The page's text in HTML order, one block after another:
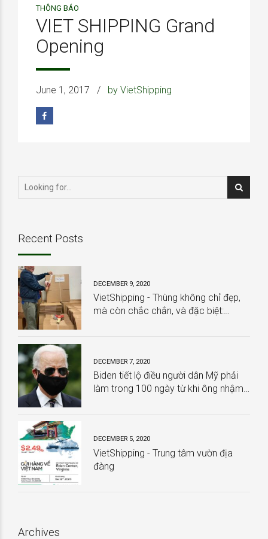
THÔNG BÁO
VIET SHIPPING Grand
Opening
June 1, 2017 by VietShipping
Recent Posts
DECEMBER 9, 2020
VietShipping - Thùng không chỉ đẹp,
mà còn chắc chắn, và đặc biệt:
DECEMBER 7, 2020
Biden tiết lộ điều người dân Mỹ phải
làm trong 100 ngày từ khi ông nhậm
DECEMBER 5, 2020
VietShipping - Trung tâm vườn địa
đàng
Archives